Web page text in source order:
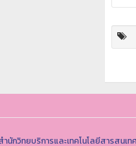
นักวิทยบริการและเทคโนโลยีสารสนเ